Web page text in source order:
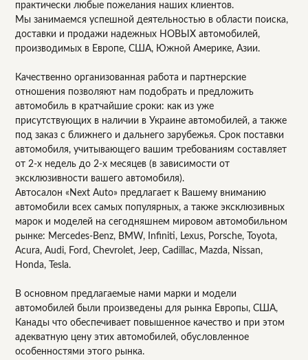
практически любые пожелания наших клиентов.
Мы занимаемся успешной деятельностью в области поиска,
доставки и продажи надежных НОВЫХ автомобилей,
производимых в Европе, США, Южной Америке, Азии.
Качественно организованная работа и партнерские
отношения позволяют нам подобрать и предложить
автомобиль в кратчайшие сроки: как из уже
присутствующих в наличии в Украине автомобилей, а также
под заказ с ближнего и дальнего зарубежья. Срок поставки
автомобиля, учитывающего вашим требованиям составляет
от 2-х недель до 2-х месяцев (в зависимости от
эксклюзивности вашего автомобиля).
Автосалон «Next Auto» предлагает к Вашему вниманию
автомобили всех самых популярных, а также эксклюзивных
марок и моделей на сегодняшнем мировом автомобильном
рынке: Mercedes-Benz, BMW, Infiniti, Lexus, Porsche, Toyota,
Acura, Audi, Ford, Chevrolet, Jeep, Cadillac, Mazda, Nissan,
Honda, Tesla.
В основном предлагаемые нами марки и модели
автомобилей были произведены для рынка Европы, США,
Канады что обеспечивает повышенное качество и при этом
адекватную цену этих автомобилей, обусловленное
особенностями этого рынка.